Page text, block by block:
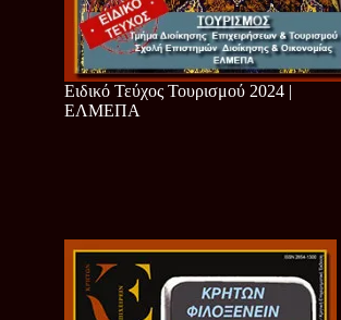
Ειδικό Τεύχος Τουρισμού 2024 |
ΕΛΜΕΠΑ